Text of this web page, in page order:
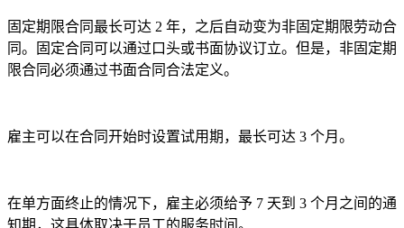
固定期限合同最长可达 2 年，之后自动变为非固定期限劳动合
同。固定合同可以通过口头或书面协议订立。但是，非固定期
限合同必须通过书面合同合法定义。
雇主可以在合同开始时设置试用期，最长可达 3 个月。
在单方面终止的情况下，雇主必须给予 7 天到 3 个月之间的通
知期，这具体取决于员工的服务时间。